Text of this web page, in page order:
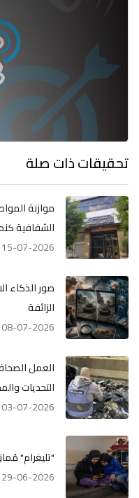
تحقيقات ذات صلة
الشفافية
15-07-2026
صور الذكاء
الزائفة
08-07-2026
العمل
التحديات
03-07-2026
"تليغرام"
29-06-2026